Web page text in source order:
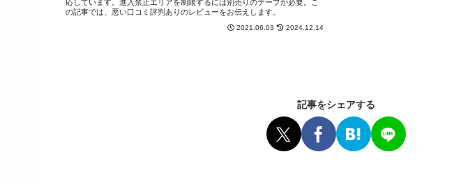
応しています。進入禁止エリアを制限するには別売りのテープが必要。こ
の記事では、悪い口コミ評判ありのレビューをお伝えします。
2021.06.03 2024.12.14
記事をシェアする